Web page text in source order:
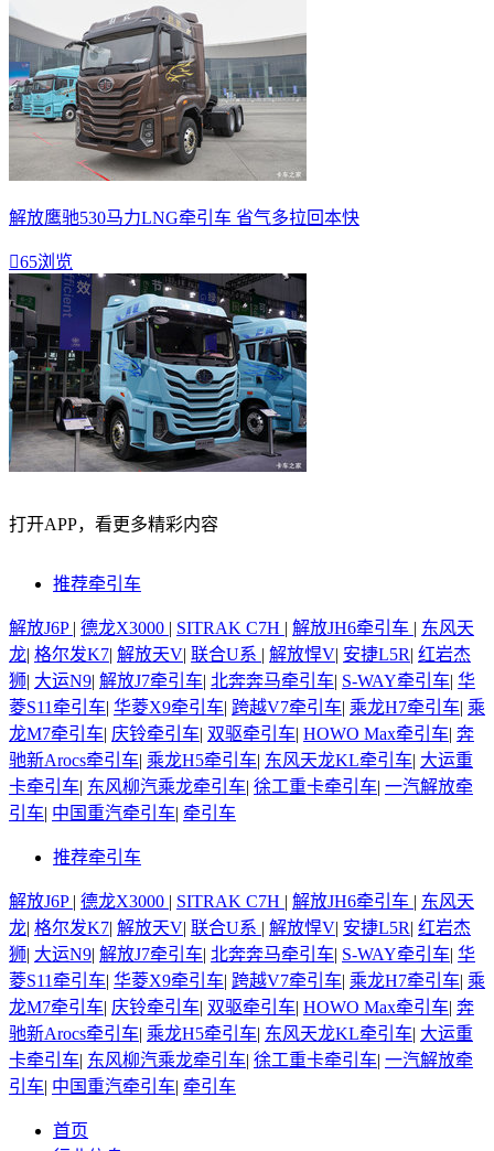
解放鹰驰530马力LNG牵引车 省气多拉回本快
65浏览
打开APP，看更多精彩内容
推荐牵引车
解放J6P | 德龙X3000 | SITRAK C7H | 解放JH6牵引车 | 东风天
龙| 格尔发K7| 解放天V| 联合U系 | 解放悍V| 安捷L5R| 红岩杰
狮| 大运N9| 解放J7牵引车| 北奔奔马牵引车| S-WAY牵引车| 华
菱S11牵引车| 华菱X9牵引车| 跨越V7牵引车| 乘龙H7牵引车| 乘
龙M7牵引车| 庆铃牵引车| 双驱牵引车| HOWO Max牵引车| 奔
驰新Arocs牵引车| 乘龙H5牵引车| 东风天龙KL牵引车| 大运重
卡牵引车| 东风柳汽乘龙牵引车| 徐工重卡牵引车| 一汽解放牵
引车| 中国重汽牵引车| 牵引车
推荐牵引车
解放J6P | 德龙X3000 | SITRAK C7H | 解放JH6牵引车 | 东风天
龙| 格尔发K7| 解放天V| 联合U系 | 解放悍V| 安捷L5R| 红岩杰
狮| 大运N9| 解放J7牵引车| 北奔奔马牵引车| S-WAY牵引车| 华
菱S11牵引车| 华菱X9牵引车| 跨越V7牵引车| 乘龙H7牵引车| 乘
龙M7牵引车| 庆铃牵引车| 双驱牵引车| HOWO Max牵引车| 奔
驰新Arocs牵引车| 乘龙H5牵引车| 东风天龙KL牵引车| 大运重
卡牵引车| 东风柳汽乘龙牵引车| 徐工重卡牵引车| 一汽解放牵
引车| 中国重汽牵引车| 牵引车
首页